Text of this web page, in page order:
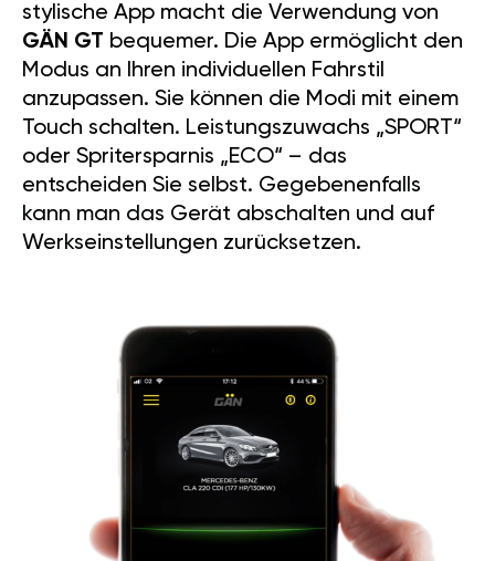
stylische App macht die Verwendung von
GÄN GT bequemer. Die App ermöglicht den
Modus an Ihren individuellen Fahrstil
anzupassen. Sie können die Modi mit einem
Touch schalten. Leistungszuwachs „SPORT“
oder Spritersparnis „ECO“ – das
entscheiden Sie selbst. Gegebenenfalls
kann man das Gerät abschalten und auf
Werkseinstellungen zurücksetzen.